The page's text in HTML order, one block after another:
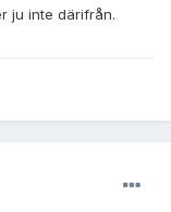
ju inte därifrån.